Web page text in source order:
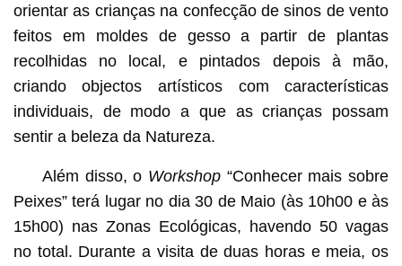
orientar as crianças na confecção de sinos de vento
feitos em moldes de gesso a partir de plantas
recolhidas no local, e pintados depois à mão,
criando objectos artísticos com características
individuais, de modo a que as crianças possam
sentir a beleza da Natureza.
Além disso, o Workshop “Conhecer mais sobre
Peixes” terá lugar no dia 30 de Maio (às 10h00 e às
15h00) nas Zonas Ecológicas, havendo 50 vagas
no total. Durante a visita de duas horas e meia, os